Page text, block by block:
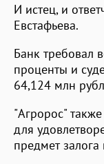
И истец, и
Евстафьева.
Банк требовал
проценты и
64,124 млн
"Агророс"
для
предмет